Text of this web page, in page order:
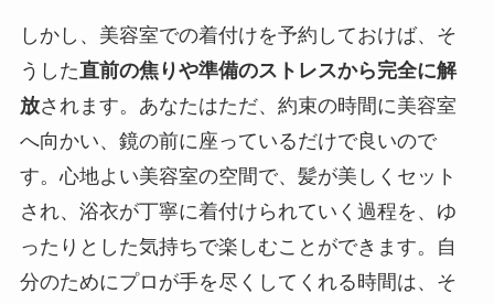
しかし、美容室での着付けを予約しておけば、そ
うした直前の焦りや準備のストレスから完全に解
放されます。あなたはただ、約束の時間に美容室
へ向かい、鏡の前に座っているだけで良いので
す。心地よい美容室の空間で、髪が美しくセット
され、浴衣が丁寧に着付けられていく過程を、ゆ
ったりとした気持ちで楽しむことができます。自
分のためにプロが手を尽くしてくれる時間は、そ